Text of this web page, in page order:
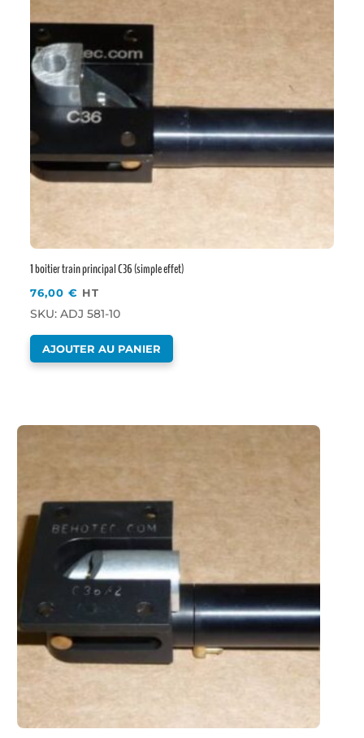
1 boitier train principal C36 (simple effet)
76,00€ HT
SKU: ADJ 581-10
AJOUTER AU PANIER